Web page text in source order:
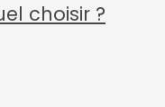
choisir ?